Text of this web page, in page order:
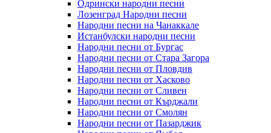
Одрински народни песни
Лозенград Народни песни
Народни песни на Чанаккале
Истанбулски народни песни
Народни песни от Бургас
Народни песни от Стара Загора
Народни песни от Пловдив
Народни песни от Хасково
Народни песни от Сливен
Народни песни от Кърджали
Народни песни от Смолян
Народни песни от Пазарджик